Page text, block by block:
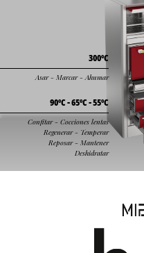
300ºC
Asar - Marcar - Ahumar
90ºC - 65ºC - 55ºC
Confitar - Cocciones lentas
Regenerar - Temperar
Reposar - Mantener
Deshidratar